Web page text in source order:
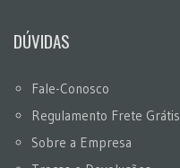
DÚVIDAS
Fale-Conosco
Regulamento Frete Grátis
Sobre a Empresa